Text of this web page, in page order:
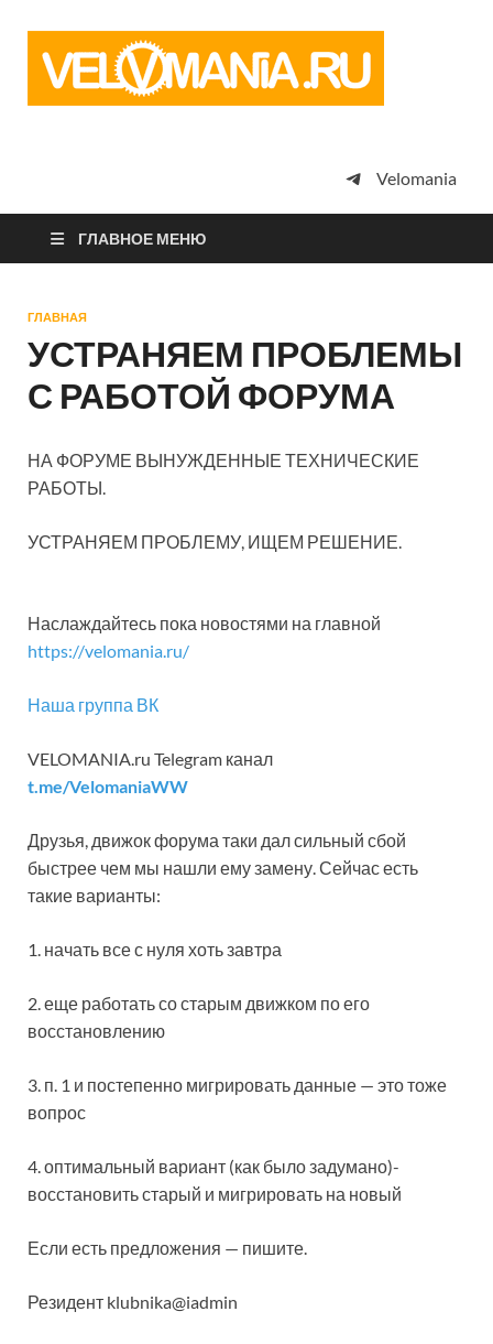
просто
Velomania
ГЛАВНОЕ МЕНЮ
ГЛАВНАЯ
УСТРАНЯЕМ ПРОБЛЕМЫ
С РАБОТОЙ ФОРУМА
НА ФОРУМЕ ВЫНУЖДЕННЫЕ ТЕХНИЧЕСКИЕ
РАБОТЫ.
УСТРАНЯЕМ ПРОБЛЕМУ, ИЩЕМ РЕШЕНИЕ.
Наслаждайтесь пока новостями на главной
https://velomania.ru/
Наша группа ВК
VELOMANIA.ru Telegram канал
t.me/VelomaniaWW
Друзья, движок форума таки дал сильный сбой
быстрее чем мы нашли ему замену. Сейчас есть
такие варианты:
1. начать все с нуля хоть завтра
2. еще работать со старым движком по его
восстановлению
3. п. 1 и постепенно мигрировать данные — это тоже
вопрос
4. оптимальный вариант (как было задумано)-
восстановить старый и мигрировать на новый
Если есть предложения — пишите.
Резидент klubnika@iadmin